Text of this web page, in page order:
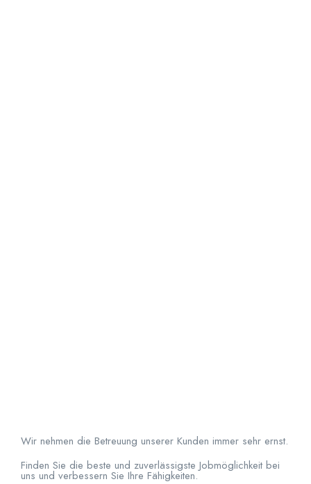
Wir nehmen die Betreuung unserer Kunden immer sehr ernst.
Finden Sie die beste und zuverlässigste Jobmöglichkeit bei
uns und verbessern Sie Ihre Fähigkeiten.